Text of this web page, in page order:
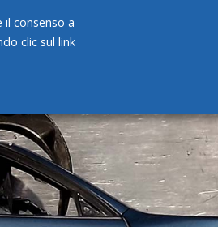
PRODOTTI
consenso a
clic sul link